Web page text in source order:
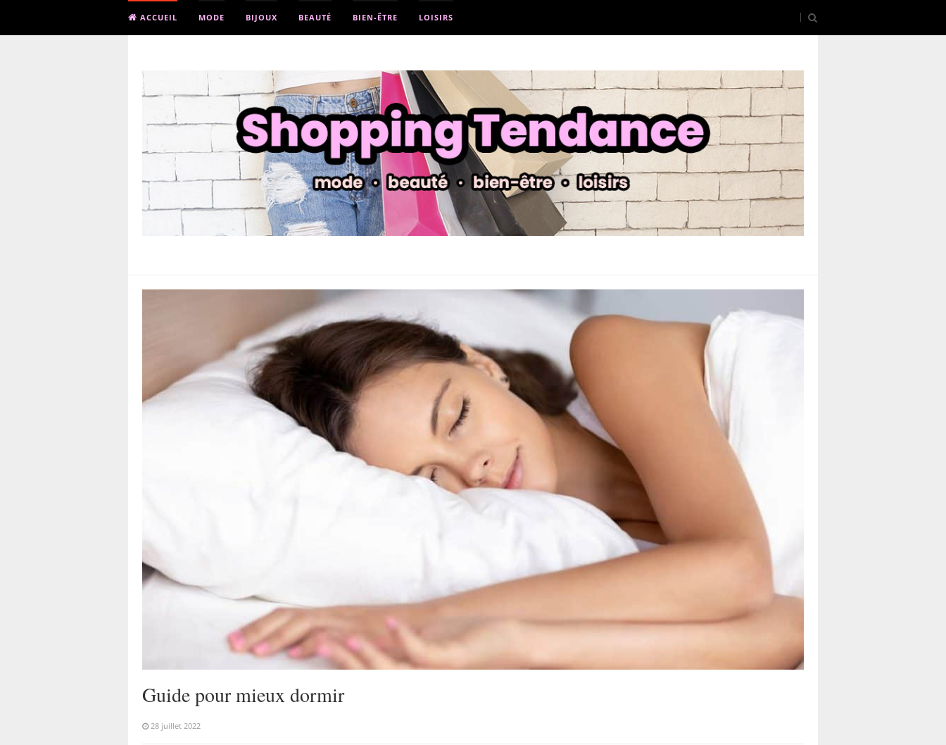
ACCUEIL MODE BIJOUX BEAUTÉ BIEN-ÊTRE LOISIRS
Guide pour mieux dormir
28 juillet 2022